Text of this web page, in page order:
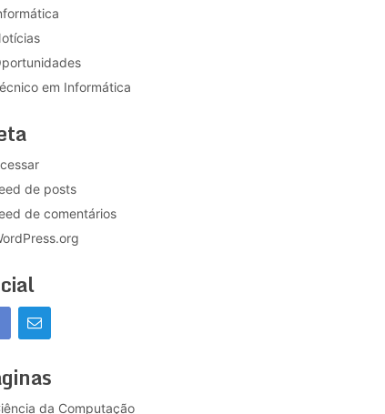
em Informática
de posts
de comentários
da Computação